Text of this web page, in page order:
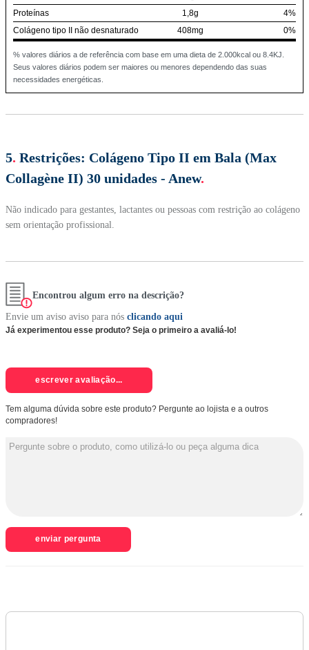
Proteínas
1,8g
4%
Colágeno tipo II não desnaturado
408mg 0%
% valores diários a de referência com base em uma dieta de 2.000kcal ou 8.4KJ.
Seus valores diários podem ser maiores ou menores dependendo das suas
necessidades energéticas.
5. Restrições: Colágeno Tipo II em Bala (Max
Collagène II) 30 unidades - Anew.
Não indicado para gestantes, lactantes ou pessoas com restrição ao colágeno
sem orientação profissional.
Encontrou algum erro na descrição?
Envie um aviso aviso para nós clicando aqui
Já experimentou esse produto? Seja o primeiro a avaliá-lo!
escrever avaliação...
Tem alguma dúvida sobre este produto? Pergunte ao lojista e a outros
compradores!
enviar pergunta